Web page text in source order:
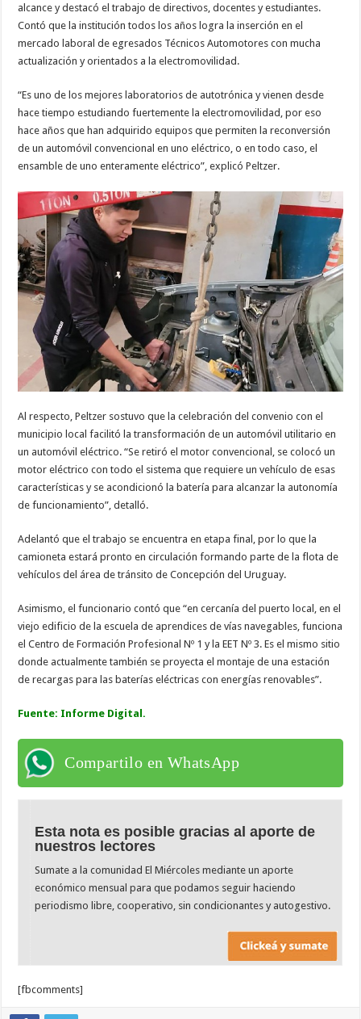
alcance y destacó el trabajo de directivos, docentes y estudiantes.
Contó que la institución todos los años logra la inserción en el
mercado laboral de egresados Técnicos Automotores con mucha
actualización y orientados a la electromovilidad.
“Es uno de los mejores laboratorios de autotrónica y vienen desde
hace tiempo estudiando fuertemente la electromovilidad, por eso
hace años que han adquirido equipos que permiten la reconversión
de un automóvil convencional en uno eléctrico, o en todo caso, el
ensamble de uno enteramente eléctrico”, explicó Peltzer.
Al respecto, Peltzer sostuvo que la celebración del convenio con el
municipio local facilitó la transformación de un automóvil utilitario en
un automóvil eléctrico. “Se retiró el motor convencional, se colocó un
motor eléctrico con todo el sistema que requiere un vehículo de esas
características y se acondicionó la batería para alcanzar la autonomía
de funcionamiento”, detalló.
Adelantó que el trabajo se encuentra en etapa final, por lo que la
camioneta estará pronto en circulación formando parte de la flota de
vehículos del área de tránsito de Concepción del Uruguay.
Asimismo, el funcionario contó que “en cercanía del puerto local, en el
viejo edificio de la escuela de aprendices de vías navegables, funciona
el Centro de Formación Profesional Nº 1 y la EET Nº 3. Es el mismo sitio
donde actualmente también se proyecta el montaje de una estación
de recargas para las baterías eléctricas con energías renovables”.
Fuente: Informe Digital.
Compartilo en WhatsApp
Esta nota es posible gracias al aporte de
nuestros lectores
Sumate a la comunidad El Miércoles mediante un aporte
económico mensual para que podamos seguir haciendo
periodismo libre, cooperativo, sin condicionantes y autogestivo.
[fbcomments]